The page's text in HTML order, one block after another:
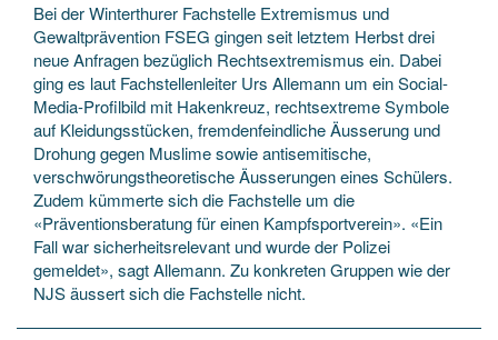
Bei der Winterthurer Fachstelle Extremismus und
Gewaltprävention FSEG gingen seit letztem Herbst drei
neue Anfragen bezüglich Rechtsextremismus ein. Dabei
ging es laut Fachstellenleiter Urs Allemann um ein Social-
Media-Profilbild mit Hakenkreuz, rechtsextreme Symbole
auf Kleidungsstücken, fremdenfeindliche Äusserung und
Drohung gegen Muslime sowie antisemitische,
verschwörungstheoretische Äusserungen eines Schülers.
Zudem kümmerte sich die Fachstelle um die
«Präventionsberatung für einen Kampfsportverein». «Ein
Fall war sicherheitsrelevant und wurde der Polizei
gemeldet», sagt Allemann. Zu konkreten Gruppen wie der
NJS äussert sich die Fachstelle nicht.